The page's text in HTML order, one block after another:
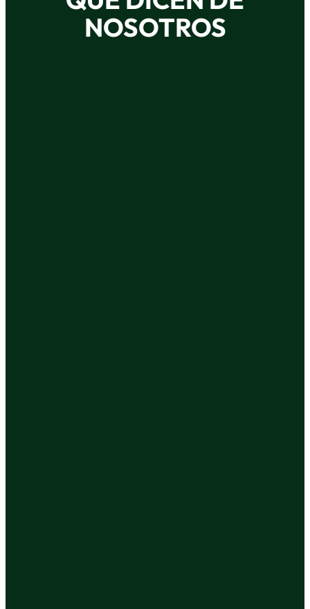
NOSOTROS